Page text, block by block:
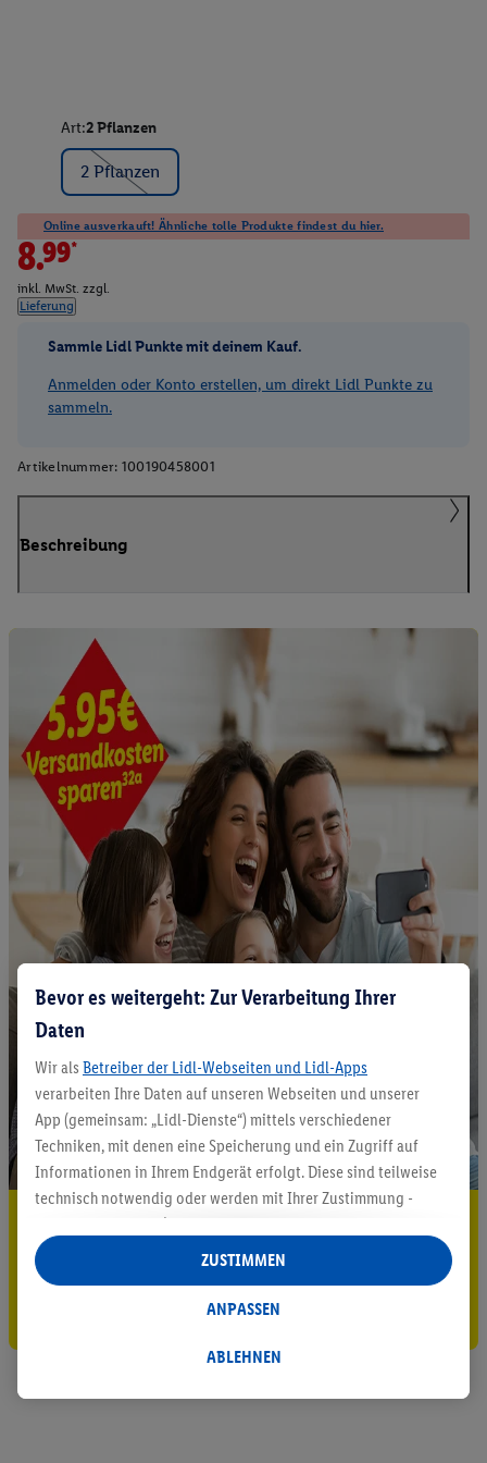
Art:2 Pflanzen
2 Pflanzen
Online ausverkauft! Ähnliche tolle Produkte findest du hier.
8.99*
inkl. MwSt. zzgl.
Lieferung
Sammle Lidl Punkte mit deinem Kauf.
Anmelden oder Konto erstellen, um direkt Lidl Punkte zu
sammeln.
Artikelnummer: 100190458001
Beschreibung
5.95 € Versand sparen³²ᵃ
Jetzt zum Newsletter anmelden
Gutschein sichern!
Bevor es weitergeht: Zur Verarbeitung Ihrer
Daten
Wir als Betreiber der Lidl-Webseiten und Lidl-Apps
verarbeiten Ihre Daten auf unseren Webseiten und unserer
App (gemeinsam: „Lidl-Dienste“) mittels verschiedener
Techniken, mit denen eine Speicherung und ein Zugriff auf
Informationen in Ihrem Endgerät erfolgt. Diese sind teilweise
technisch notwendig oder werden mit Ihrer Zustimmung -
auch durch Partner (u.a.
Verantwortliche; im Zusammenhang mit dem IAB TCF
insgesamt
Statistik-Erstellung oder für personalisierte Werbung
Datenverarbeitungen für personalisierte Werbung werden
ABLEHNEN
ANPASSEN
ZUSTIMMEN